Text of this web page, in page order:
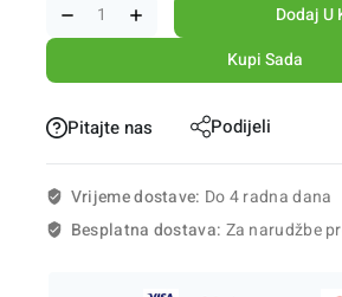
Dodaj U
Kupi Sada
Pitajte nas Podijeli
Vrijeme dostave: Do 4 radna dana
Besplatna dostava: Za narudžbe